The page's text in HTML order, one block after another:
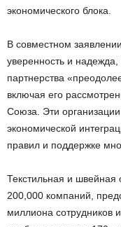
экономического блока.
В совместном
уверенность и надежда,
партнерства
включая его
Союза. Эти
экономической
правил и поддержке
Текстильная и швейная
200,000 компаний,
миллиона сотрудников